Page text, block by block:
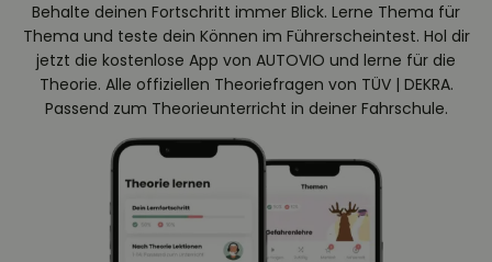
Behalte deinen Fortschritt immer Blick. Lerne Thema für
Thema und teste dein Können im Führerscheintest. Hol dir
jetzt die kostenlose App von AUTOVIO und lerne für die
Theorie. Alle offiziellen Theoriefragen von TÜV | DEKRA.
Passend zum Theorieunterricht in deiner Fahrschule.